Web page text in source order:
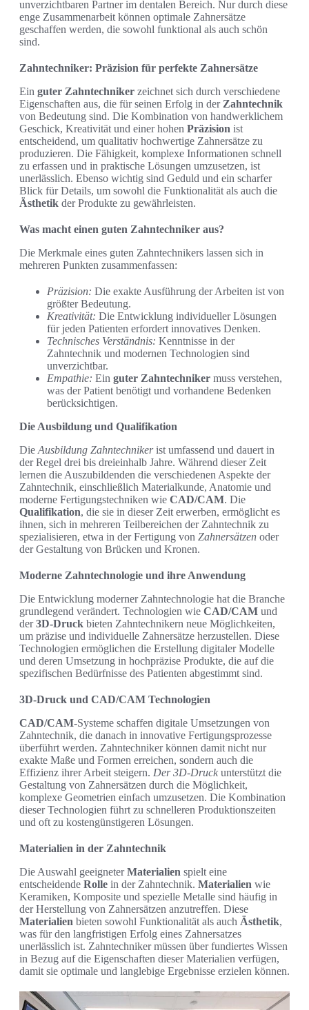
unverzichtbaren Partner im dentalen Bereich. Nur durch diese
enge Zusammenarbeit können optimale Zahnersätze
geschaffen werden, die sowohl funktional als auch schön
sind.
Zahntechniker: Präzision für perfekte Zahnersätze
Ein guter Zahntechniker zeichnet sich durch verschiedene
Eigenschaften aus, die für seinen Erfolg in der Zahntechnik
von Bedeutung sind. Die Kombination von handwerklichem
Geschick, Kreativität und einer hohen Präzision ist
entscheidend, um qualitativ hochwertige Zahnersätze zu
produzieren. Die Fähigkeit, komplexe Informationen schnell
zu erfassen und in praktische Lösungen umzusetzen, ist
unerlässlich. Ebenso wichtig sind Geduld und ein scharfer
Blick für Details, um sowohl die Funktionalität als auch die
Ästhetik der Produkte zu gewährleisten.
Was macht einen guten Zahntechniker aus?
Die Merkmale eines guten Zahntechnikers lassen sich in
mehreren Punkten zusammenfassen:
Präzision: Die exakte Ausführung der Arbeiten ist von
größter Bedeutung.
Kreativität: Die Entwicklung individueller Lösungen
für jeden Patienten erfordert innovatives Denken.
Technisches Verständnis: Kenntnisse in der
Zahntechnik und modernen Technologien sind
unverzichtbar.
Empathie: Ein guter Zahntechniker muss verstehen,
was der Patient benötigt und vorhandene Bedenken
berücksichtigen.
Die Ausbildung und Qualifikation
Die Ausbildung Zahntechnikerist umfassend und dauert in
der Regel drei bis dreieinhalb Jahre. Während dieser Zeit
lernen die Auszubildenden die verschiedenen Aspekte der
Zahntechnik, einschließlich Materialkunde, Anatomie und
moderne Fertigungstechniken wie CAD/CAM. Die
Qualifikation, die sie in dieser Zeit erwerben, ermöglicht es
ihnen, sich in mehreren Teilbereichen der Zahntechnik zu
spezialisieren, etwa in der Fertigung von Zahnersätzen oder
der Gestaltung von Brücken und Kronen.
Moderne Zahntechnologie und ihre Anwendung
Die Entwicklung moderner Zahntechnologie hat die Branche
grundlegend verändert. Technologien wie CAD/CAM und
der3D-Druck bieten Zahntechnikern neue Möglichkeiten,
um präzise und individuelle Zahnersätze herzustellen. Diese
Technologien ermöglichen die Erstellung digitaler Modelle
und deren Umsetzung in hochpräzise Produkte, die auf die
spezifischen Bedürfnisse des Patienten abgestimmt sind.
3D-Druck und CAD/CAM Technologien
CAD/CAM-Systeme schaffen digitale Umsetzungen von
Zahntechnik, die danach in innovative Fertigungsprozesse
überführt werden. Zahntechniker können damit nicht nur
exakte Maße und Formen erreichen, sondern auch die
Effizienz ihrer Arbeit steigern. Der 3D-Druck unterstützt die
Gestaltung von Zahnersätzen durch die Möglichkeit,
komplexe Geometrien einfach umzusetzen. Die Kombination
dieser Technologien führt zu schnelleren Produktionszeiten
und oft zu kostengünstigeren Lösungen.
Materialien in der Zahntechnik
Die Auswahl geeigneterMaterialien spielt eine
entscheidende Rolle in der Zahntechnik. Materialien wie
Keramiken, Komposite und spezielle Metalle sind häufig in
der Herstellung von Zahnersätzen anzutreffen. Diese
Materialien bieten sowohl Funktionalität als auch Ästhetik,
was für den langfristigen Erfolg eines Zahnersatzes
unerlässlich ist. Zahntechniker müssen über fundiertes Wissen
in Bezug auf die Eigenschaften dieser Materialien verfügen,
damit sie optimale und langlebige Ergebnisse erzielen können.